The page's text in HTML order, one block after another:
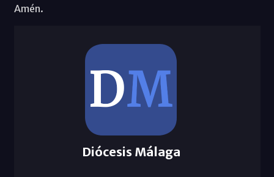
Amén.
Diócesis Málaga